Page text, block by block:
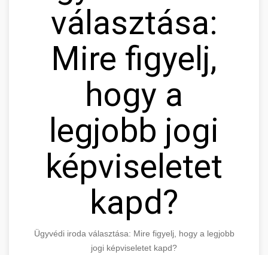
választása:
Mire figyelj,
hogy a
legjobb jogi
képviseletet
kapd?
Ügyvédi iroda választása: Mire figyelj, hogy a legjobb
jogi képviseletet kapd?